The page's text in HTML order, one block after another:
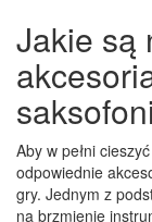
Jakie są
Aby w pełni
odpowiednie
gry. Jednym z
na brzmienie